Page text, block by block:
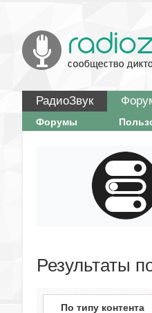
РадиоЗвук
Форумы
Результаты
По типу контента